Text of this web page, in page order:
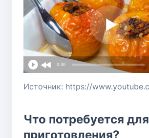
0:00
Что потребуется для
приготовления?